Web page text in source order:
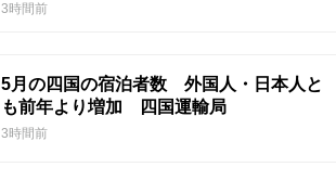
3時間前
5月の四国の宿泊者数 外国人・日本人と
も前年より増加 四国運輸局
3時間前